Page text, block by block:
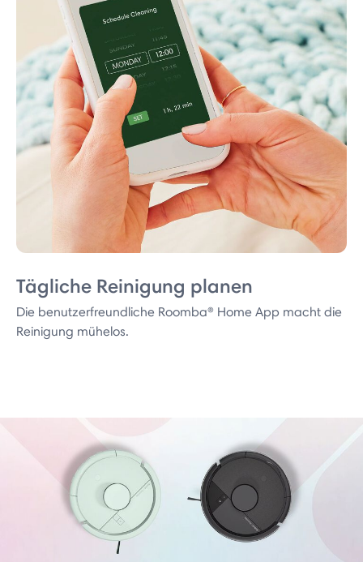
Tägliche Reinigung planen
Die benutzerfreundliche Roomba® Home App macht die
Reinigung mühelos.